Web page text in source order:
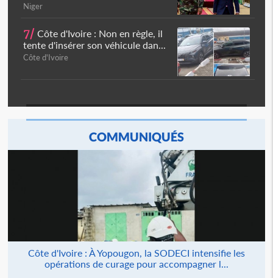
Niger
7/ Côte d'Ivoire : Non en règle, il
tente d'insérer son véhicule dan...
Côte d'Ivoire
COMMUNIQUÉS
Côte d'Ivoire : À Yopougon, la SODECI intensifie les
opérations de curage pour accompagner l...